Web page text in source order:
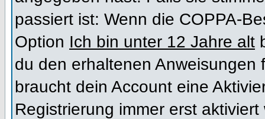
passiert ist: Wenn die COPPA-
Option Ich bin unter 12 Jahre alt
du den erhaltenen
braucht dein Account eine
Registrierung immer erst